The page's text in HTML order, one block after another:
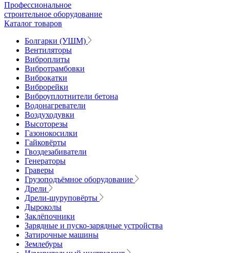
Профессиональное
строительное оборудование
Каталог товаров
Болгарки (УШМ)
Вентиляторы
Виброплиты
Вибротрамбовки
Виброкатки
Виброрейки
Виброуплотнители бетона
Водонагреватели
Воздуходувки
Высоторезы
Газонокосилки
Гайковёрты
Гвоздезабиватели
Генераторы
Граверы
Грузоподъёмное оборудование
Дрели
Дрели-шуруповёрты
Дыроколы
Заклёпочники
Зарядные и пуско-зарядные устройства
Затирочные машины
Землебуры